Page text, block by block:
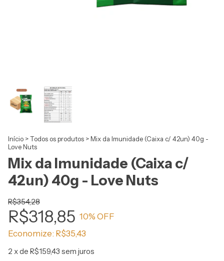
Início >Todos os produtos >Mix da Imunidade (Caixa c/ 42un) 40g -
Love Nuts
Mix da Imunidade (Caixa c/
42un) 40g - Love Nuts
R$354,28
R$318,85 10% OFF
Economize: R$35,43
2 x de R$159,43 sem juros